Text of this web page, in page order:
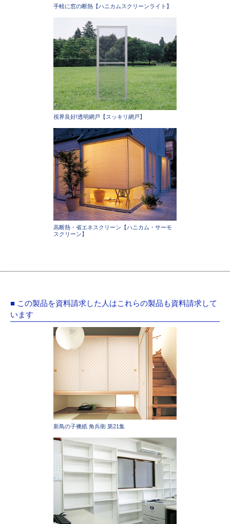
手軽に窓の断熱【ハニカムスクリーンライト】
視界良好!透明網戸【スッキリ網戸】
高断熱・省エネスクリーン【ハニカム・サーモ
スクリーン】
■ この製品を資料請求した人はこれらの製品も資料請求して
います
新鳥の子襖紙 角兵衛 第21集